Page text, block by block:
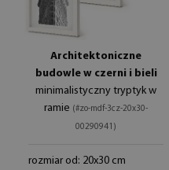
Architektoniczne
budowle w czerni i bieli
minimalistyczny tryptyk w
ramie (#zo-mdf-3cz-20x30-
00290941)
rozmiar od: 20x30 cm